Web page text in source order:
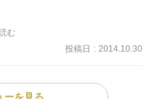
む
投稿日 : 2014.10.30